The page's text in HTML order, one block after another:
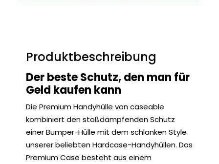
Produktbeschreibung
Der beste Schutz, den man für
Geld kaufen kann
Die Premium Handyhülle von caseable
kombiniert den stoßdämpfenden Schutz
einer Bumper-Hülle mit dem schlanken Style
unserer beliebten Hardcase-Handyhüllen. Das
Premium Case besteht aus einem